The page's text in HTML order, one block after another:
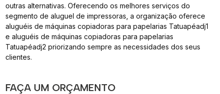
outras alternativas. Oferecendo os melhores serviços do
segmento de aluguel de impressoras, a organização oferece
aluguéis de máquinas copiadoras para papelarias Tatuapéadj1
e aluguéis de máquinas copiadoras para papelarias
Tatuapéadj2 priorizando sempre as necessidades dos seus
clientes.
FAÇA UM ORÇAMENTO